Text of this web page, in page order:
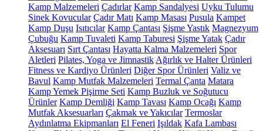
Kamp Malzemeleri Çadırlar Kamp Sandalyesi Uyku Tulumu
Sinek Kovucular Çadır Matı Kamp Masası Pusula Kampet
Kamp Duşu Isıtıcılar Kamp Çantası Şişme Yastık Magnezyum
Çubuğu Kamp Tuvaleti Kamp Taburesi Şişme Yatak Çadır
Aksesuarı Sırt Çantası Hayatta Kalma Malzemeleri Spor
Aletleri Pilates, Yoga ve Jimnastik Ağırlık ve Halter Ürünleri
Fitness ve Kardiyo Ürünleri Diğer Spor Ürünleri Valiz ve
Bavul Kamp Mutfak Malzemeleri Termal Çanta Matara
Kamp Yemek Pişirme Seti Kamp Buzluk ve Soğutucu
Ürünler Kamp Demliği Kamp Tavası Kamp Ocağı Kamp
Mutfak Aksesuarları Çakmak ve Yakıcılar Termoslar
Aydınlatma Ekipmanları El Feneri Işıldak Kafa Lambası